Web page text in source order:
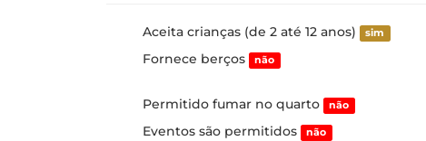
Aceita crianças (de 2 até 12 anos) sim
Fornece berços não
Permitido fumar no quarto não
Eventos são permitidos não